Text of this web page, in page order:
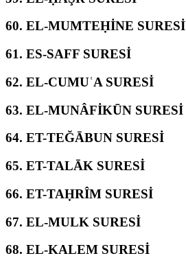
60. EL-MUMTEḤİNE SURESİ
61. ES-SAFF SURESİ
62. EL-CUMUʿA SURESİ
63. EL-MUNÂFİKŪN SURESİ
64. ET-TEĞĀBUN SURESİ
65. ET-TALĀK SURESİ
66. ET-TAḤRÎM SURESİ
67. EL-MULK SURESİ
68. EL-KALEM SURESİ